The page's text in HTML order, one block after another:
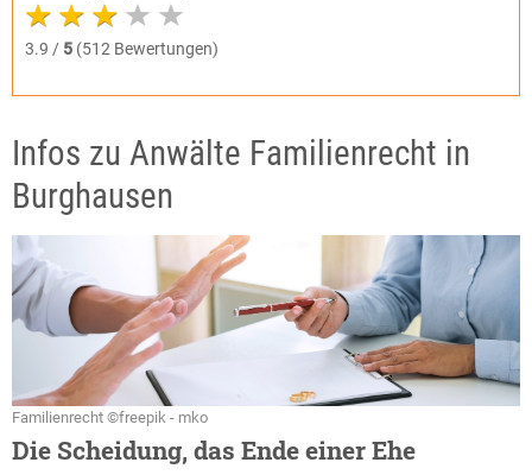
3.9 / 5 (512 Bewertungen)
Infos zu Anwälte Familienrecht in
Burghausen
Familienrecht ©freepik - mko
Die Scheidung, das Ende einer Ehe